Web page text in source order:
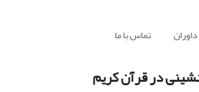
داوران تماس با ما
در قرآن کریم